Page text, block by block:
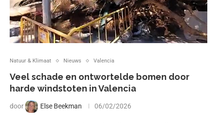
Natuur & Klimaat Nieuws Valencia
Veel schade en ontwortelde bomen door
harde windstoten in Valencia
door Else Beekman 06/02/2026